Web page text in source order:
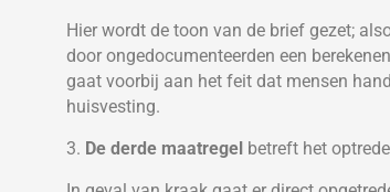
Hier wordt de toon van de brief gezet;
door ongedocumenteerden een
gaat voorbij aan het feit dat mensen
huisvesting.
3. De derde maatregel betreft het